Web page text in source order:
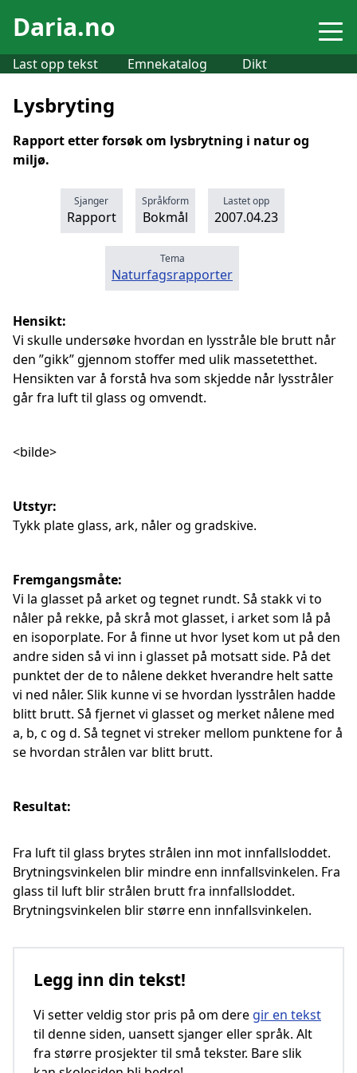
Daria.no
Last opp tekst Emnekatalog Dikt
Lysbryting
Rapport etter forsøk om lysbrytning i natur og
miljø.
Sjanger
Rapport
Språkform
Bokmål
Lastet opp
2007.04.23
Tema
Naturfagsrapporter
Hensikt:
Vi skulle undersøke hvordan en lysstråle ble brutt når
den ”gikk” gjennom stoffer med ulik massetetthet.
Hensikten var å forstå hva som skjedde når lysstråler
går fra luft til glass og omvendt.
<bilde>
Utstyr:
Tykk plate glass, ark, nåler og gradskive.
Fremgangsmåte:
Vi la glasset på arket og tegnet rundt. Så stakk vi to
nåler på rekke, på skrå mot glasset, i arket som lå på
en isoporplate. For å finne ut hvor lyset kom ut på den
andre siden så vi inn i glasset på motsatt side. På det
punktet der de to nålene dekket hverandre helt satte
vi ned nåler. Slik kunne vi se hvordan lysstrålen hadde
blitt brutt. Så fjernet vi glasset og merket nålene med
a, b, c og d. Så tegnet vi streker mellom punktene for å
se hvordan strålen var blitt brutt.
Resultat:
Fra luft til glass brytes strålen inn mot innfallsloddet.
Brytningsvinkelen blir mindre enn innfallsvinkelen. Fra
glass til luft blir strålen brutt fra innfallsloddet.
Brytningsvinkelen blir større enn innfallsvinkelen.
Legg inn din tekst!
Vi setter veldig stor pris på om dere gir en tekst
til denne siden, uansett sjanger eller språk. Alt
fra større prosjekter til små tekster. Bare slik